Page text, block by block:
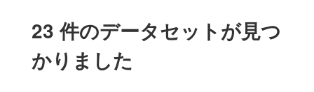
23 件のデータセットが見つ
かりました